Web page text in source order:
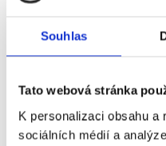
Souhlas
Tato webová stránka
K personalizaci obsahu
sociálních médií a
Pro zaměstnance
Pro HR